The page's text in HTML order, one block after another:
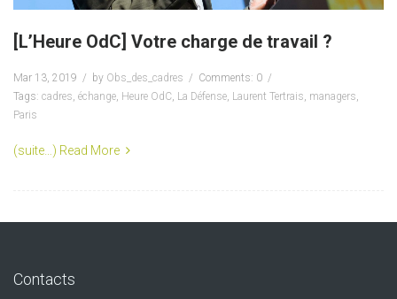
[L’Heure OdC] Votre charge de travail ?
Mar 13, 2019 by Obs_des_cadres
Comments: 0
Tags: cadres, échange, Heure OdC, La Défense, Laurent Tertrais, managers,
Paris
(suite…) Read More
Contacts